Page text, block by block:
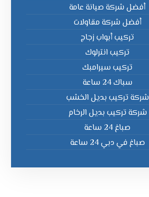
أفضل شركة صيانة عامة
أفضل شركة مقاولات
تركيب أبواب زجاج
تركيب انترلوك
تركيب سيرامبك
سباك 24 ساعة
شركة تركيب بديل الخشب
شركة تركيب بديل الرخام
صباغ 24 ساعة
صباغ في دبي 24 ساعة